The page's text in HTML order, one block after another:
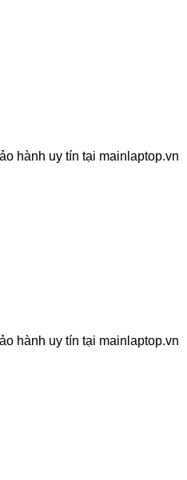
hành uy tín tại mainlaptop.vn
hành uy tín tại mainlaptop.vn